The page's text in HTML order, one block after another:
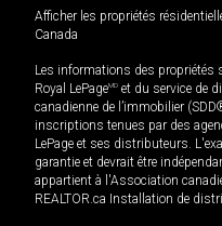
Afficher les propriétés
Canada
Les informations des propriétés
Royal LePageMD et du service de
canadienne de l’immobilier
inscriptions tenues par des
LePage et ses distributeurs.
garantie et devrait être
appartient à l'Association
REALTOR.ca Installation de